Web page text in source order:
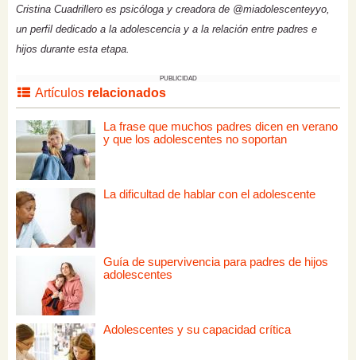
Cristina Cuadrillero es psicóloga y creadora de @miadolescenteyyo,
un perfil dedicado a la adolescencia y a la relación entre padres e
hijos durante esta etapa.
PUBLICIDAD
Artículos relacionados
La frase que muchos padres dicen en verano
y que los adolescentes no soportan
La dificultad de hablar con el adolescente
Guía de supervivencia para padres de hijos
adolescentes
Adolescentes y su capacidad crítica